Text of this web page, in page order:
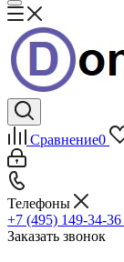
Сравнение0
Телефоны
+7 (495) 149-34-36
Заказать звонок